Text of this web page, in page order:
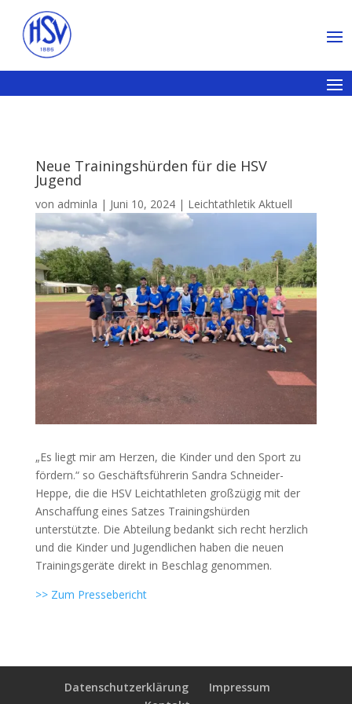
Neue Trainingshürden für die HSV
Jugend
von adminla | Juni 10, 2024| Leichtathletik Aktuell
„Es liegt mir am Herzen, die Kinder und den Sport zu
fördern.“ so Geschäftsführerin Sandra Schneider-
Heppe, die die HSV Leichtathleten großzügig mit der
Anschaffung eines Satzes Trainingshürden
unterstützte. Die Abteilung bedankt sich recht herzlich
und die Kinder und Jugendlichen haben die neuen
Trainingsgeräte direkt in Beschlag genommen.
>> Zum Pressebericht
Datenschutzerklärung
Impressum